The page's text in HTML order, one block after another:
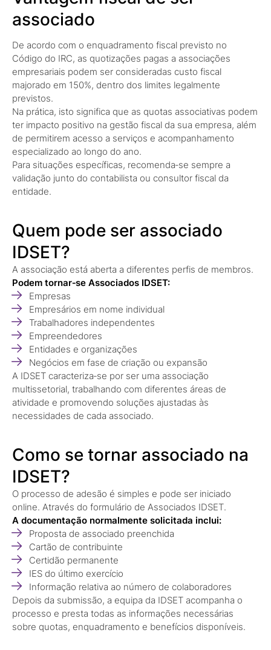
associado
De acordo com o enquadramento fiscal previsto no
Código do IRC, as quotizações pagas a associações
empresariais podem ser consideradas custo fiscal
majorado em 150%, dentro dos limites legalmente
previstos.
Na prática, isto significa que as quotas associativas podem
ter impacto positivo na gestão fiscal da sua empresa, além
de permitirem acesso a serviços e acompanhamento
especializado ao longo do ano.
Para situações específicas, recomenda‑se sempre a
validação junto do contabilista ou consultor fiscal da
entidade.
Quem pode ser associado
IDSET?
A associação está aberta a diferentes perfis de membros.
Podem tornar‑se Associados IDSET:
Empresas
Empresários em nome individual
Trabalhadores independentes
Empreendedores
Entidades e organizações
Negócios em fase de criação ou expansão
A IDSET caracteriza‑se por ser uma associação
multissetorial, trabalhando com diferentes áreas de
atividade e promovendo soluções ajustadas às
necessidades de cada associado.
Como se tornar associado na
IDSET?
O processo de adesão é simples e pode ser iniciado
online. Através do formulário de Associados IDSET.
A documentação normalmente solicitada inclui:
Proposta de associado preenchida
Cartão de contribuinte
Certidão permanente
IES do último exercício
Informação relativa ao número de colaboradores
Depois da submissão, a equipa da IDSET acompanha o
processo e presta todas as informações necessárias
sobre quotas, enquadramento e benefícios disponíveis.